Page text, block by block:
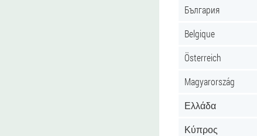
България
Belgique
Österreich
Magyarország
Ελλάδα
Κύπρος